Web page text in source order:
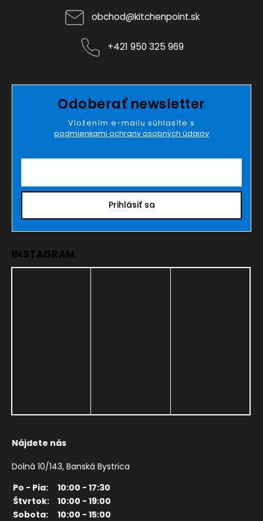
obchod@kitchenpoint.sk
+421 950 325 969
Odoberať newsletter
Vložením e-mailu súhlasíte s
podmienkami ochrany osobných údajov
Prihlásiť sa
INSTAGRAM
Nájdete nás
Dolná 10/143, Banská Bystrica
Po - Pia:
10:00 - 17:30
Štvrtok:
10:00 - 19:00
Sobota:
10:00 - 15:00